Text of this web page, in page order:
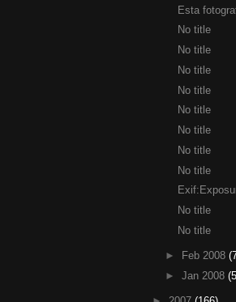
Esta
No title
No title
No title
No title
No title
No title
No title
No title
No title
No title
► Feb 2008
► Jan 2008